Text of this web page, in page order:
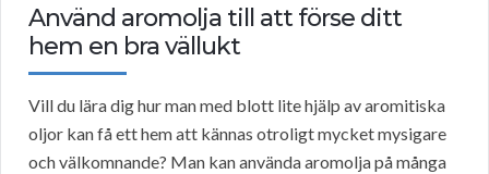
Använd aromolja till att förse ditt
hem en bra vällukt
Vill du lära dig hur man med blott lite hjälp av aromitiska
oljor kan få ett hem att kännas otroligt mycket mysigare
och välkomnande? Man kan använda aromolja på många